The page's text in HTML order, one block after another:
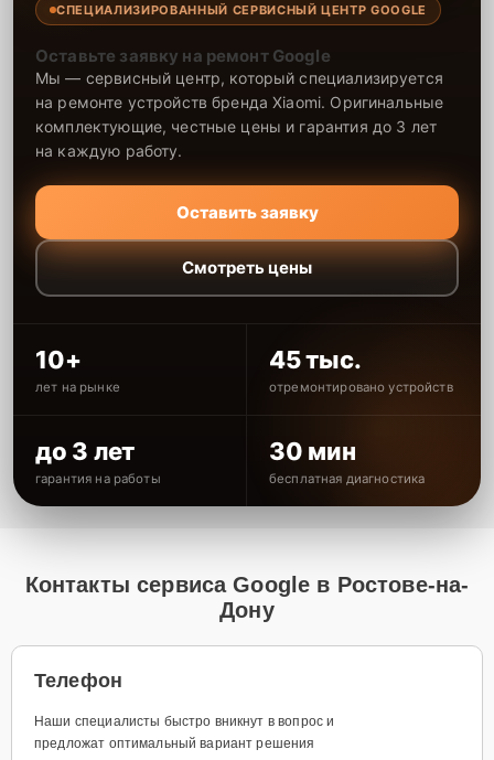
СПЕЦИАЛИЗИРОВАННЫЙ СЕРВИСНЫЙ ЦЕНТР GOOGLE
Оставьте заявку на ремонт Google
Мы — сервисный центр, который специализируется
на ремонте устройств бренда Xiaomi. Оригинальные
комплектующие, честные цены и гарантия до 3 лет
на каждую работу.
Оставить заявку
Смотреть цены
10+
лет на рынке
45 тыс.
отремонтировано устройств
до 3 лет
гарантия на работы
30 мин
бесплатная диагностика
Контакты сервиса Google в Ростове-на-
Дону
Телефон
Наши специалисты быстро вникнут в вопрос и
предложат оптимальный вариант решения